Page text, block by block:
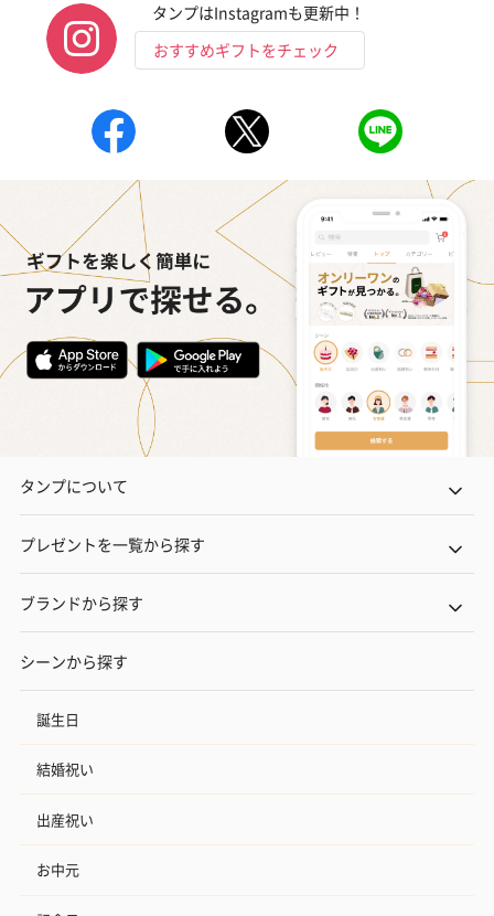
タンプはInstagramも更新中！
おすすめギフトをチェック
タンプについて
プレゼントを一覧から探す
ブランドから探す
シーンから探す
誕生日
結婚祝い
出産祝い
お中元